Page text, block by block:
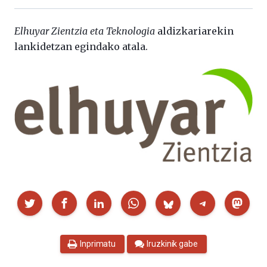
Elhuyar Zientzia eta Teknologia aldizkariarekin
lankidetzan egindako atala.
Partekatu
Inprimatu Iruzkinik gabe